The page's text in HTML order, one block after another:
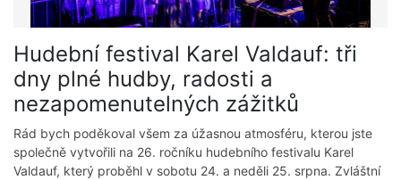
Hudební festival Karel Valdauf: tři
dny plné hudby, radosti a
nezapomenutelných zážitků
Rád bych poděkoval všem za úžasnou atmosféru, kterou jste
společně vytvořili na 26. ročníku hudebního festivalu Karel
Valdauf, který proběhl v sobotu 24. a neděli 25. srpna. Zvláštní